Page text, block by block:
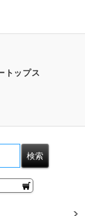
トップス